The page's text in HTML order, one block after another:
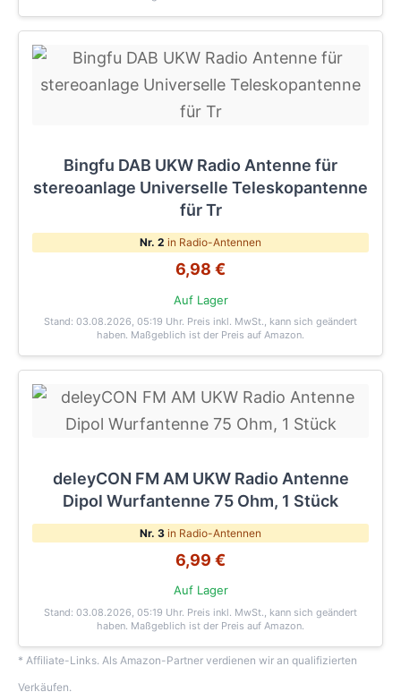
Bingfu DAB UKW Radio Antenne für
stereoanlage Universelle Teleskopantenne
für Tr
Nr. 2 in Radio-Antennen
6,98 €
Auf Lager
Stand: 03.08.2026, 05:19 Uhr. Preis inkl. MwSt., kann sich geändert
haben. Maßgeblich ist der Preis auf Amazon.
deleyCON FM AM UKW Radio Antenne
Dipol Wurfantenne 75 Ohm, 1 Stück
Nr. 3 in Radio-Antennen
6,99 €
Auf Lager
Stand: 03.08.2026, 05:19 Uhr. Preis inkl. MwSt., kann sich geändert
haben. Maßgeblich ist der Preis auf Amazon.
* Affiliate-Links. Als Amazon-Partner verdienen wir an qualifizierten
Verkäufen.